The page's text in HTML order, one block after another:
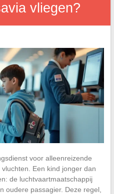
vliegen?
voor alleenreizende
Een kind jonger dan
de luchtvaartmaatschappij
oudere passagier. Deze regel,